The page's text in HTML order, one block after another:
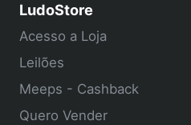
LudoStore
Acesso a Loja
Leilões
Meeps - Cashback
Quero Vender